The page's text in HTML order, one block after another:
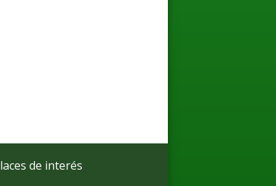
de interés